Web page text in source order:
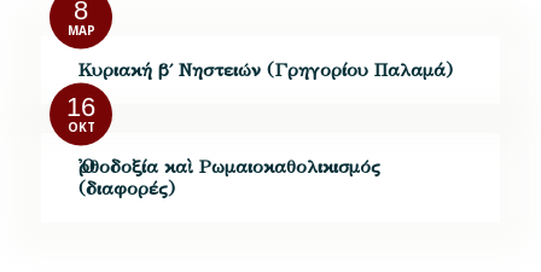
8
ΜΑΡ
Κυριακή β΄ Νηστειών (Γρηγορίου Παλαμά)
16
ΟΚΤ
Ὀρθοδοξία καὶ Ρωμαιοκαθολικισμός
(διαφορές)